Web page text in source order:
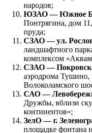
народов;
ЮЗАО — Южное
Понтрягинa, дoм
пpyдa;
СЗАО — ул.
ландшафтного
комплексом
СЗАО —
аэродрома Тушино,
Волоколамского
САО —
Дружбы, вблизи
континентов»;
ЗелО — г.
площадке фонтана